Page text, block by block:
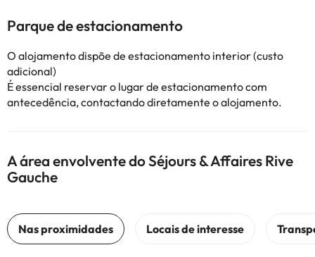
Parque de estacionamento
O alojamento dispõe de estacionamento interior (custo
adicional)
É essencial reservar o lugar de estacionamento com
antecedência, contactando diretamente o alojamento.
A área envolvente do Séjours & Affaires Rive
Gauche